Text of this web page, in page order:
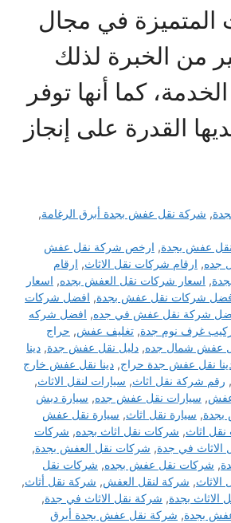
المتميزة في مجال
من الخبرة لذلك
كما أنها توفر
القدرة على إنجاز
, شركة نقل عفش بجدة أبرق الرغامة,
عفش بجدة, ارخص شركة نقل عفش
جده, ارقام شركات نقل الاثاث, ارقام
, اسعار شركات نقل العفش بجده, اسعار
شركات نقل عفش بجدة, افضل شركات
شركة نقل عفش في جده, افضل شركه
غرف نوم جدة, تغليف عفش, حراج
عفش شمال جده, دليل نقل عفش جدة, دينا
نقل عفش جدة حراج, دينا نقل عفش خارج
, رقم شركة نقل اثاث, سيارات لنقل الاثاث,
عفش, سيارات نقل عفش جده, سيارة دبش
بجدة, سيارة نقل اثاث, سيارة نقل عفش
اثاث, شركات نقل اثاث بجده, شركات
في جدة, شركات نقل العفش بجدة,
, شركات نقل عفش بجده, شركات نقل
, شركة لنقل العفش, شركة نقل أثاث,
الاثاث بجدة, شركة نقل الاثاث في جدة,
بجدة, شركة نقل عفش بجدة أبرق